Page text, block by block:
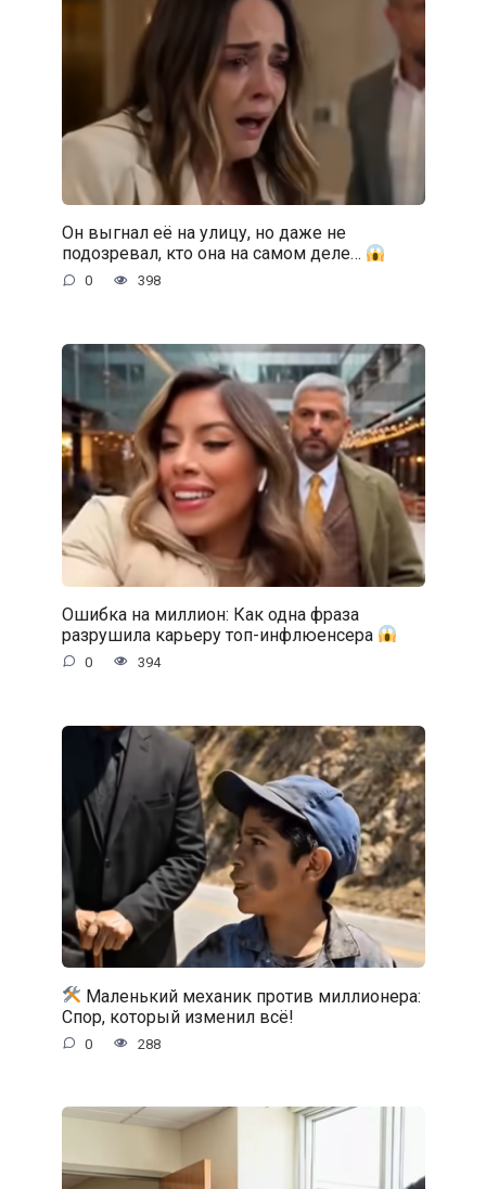
Он выгнал её на улицу, но даже не
подозревал, кто она на самом деле…
0 398
Ошибка на миллион: Как одна фраза
разрушила карьеру топ-инфлюенсера
0 394
Маленький механик против миллионера:
Спор, который изменил всё!
0 288